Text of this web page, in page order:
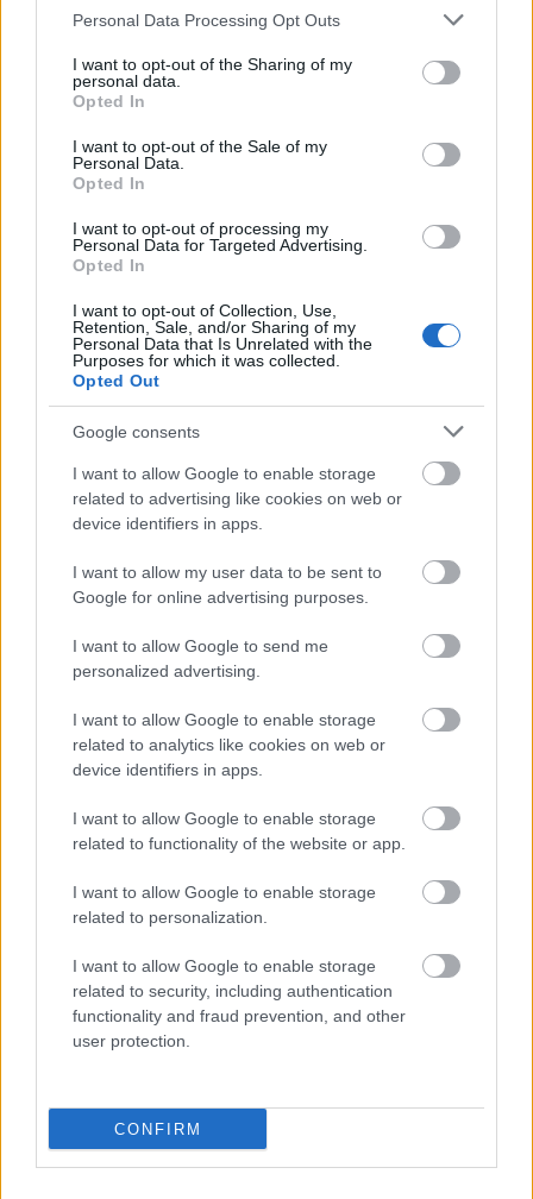
Please note that this website/app uses one or more Google
not limited to your visit or usage behaviour. You may click to
grant or deny consent to Google and its third-party tags to
use your data for below specified purposes in below Google
consent section.
Personal Data Processing Opt Outs
I want to opt-out of the Sharing of my
personal data.
Opted In
I want to opt-out of the Sale of my
Personal Data.
Opted In
I want to opt-out of processing my
Personal Data for Targeted Advertising.
Opted In
I want to opt-out of Collection, Use,
Retention, Sale, and/or Sharing of my
Personal Data that Is Unrelated with the
Purposes for which it was collected.
Opted Out
Google consents
I want to allow Google to enable storage
related to advertising like cookies on web or
device identifiers in apps.
I want to allow my user data to be sent to
Google for online advertising purposes.
I want to allow Google to send me
personalized advertising.
I want to allow Google to enable storage
related to analytics like cookies on web or
device identifiers in apps.
I want to allow Google to enable storage
related to functionality of the website or app.
I want to allow Google to enable storage
related to personalization.
I want to allow Google to enable storage
related to security, including authentication
functionality and fraud prevention, and other
user protection.
CONFIRM
TÁGULT
Az ország észak-keleti, és dél-keleti régióinak gyenge
történő elvándorlási folyamatot. A keresetek a
fővárosban, a közép- és nyugat-dunántúli régióban
Magyarországon. A keresetek szóródása 2000-ben
2:1 volt Nyugat-Dunántúl javára 2018-ban már 3:1 a
tovább szegényedtek, a relatíve tehetős térségek
tovább gazdagodtak, az életszínvonal-olló még
inkább tágult. A nemzeti költségvetésből eddig sem
volt pénz az elmaradott térségek felzárkóztatására,
elképesztően rosszul hasznosítottuk.
A továbbiakban csak azzal a problémakörrel
foglalkozom, ami a falvak elnéptelenedésével
megközelítően 600 olyan falusi település van az
országban, amelynél a teljes sorvadás jelei láthatók,
hogy nincs reális esély a gazdasági leépülés
megállítására, ami előfeltétele az elnéptelenedés
Mi lehet a megoldás? Mi a teendő ahhoz, hogy az
elsorvadás folyamatát megállítsuk, majd kedvező
irányba fordítsuk?
Véleményem szerint a megoldás kulcsa a település
gazdasági infrastruktúrájának fejlesztése, illetve
rehabilitációja. Ezekben a falvakban mindenekelőtt
a szocialista gazdaság- és társadalomfilozófiára
hajazó településszerkezet átalakítására van szükség
a gazdasági életképesség visszaszerzése céljából.
Közismert, hogy a szocializmus kezdeti éveiben a
nagyüzemi agrártermelés feltétel-rendszerének
parasztcsaládokat a közeli falvakba, kisvárosokba
kényszerítették. A falvakban egymás után épültek a
szabványosított kockaházak, melyekhez jellemzően